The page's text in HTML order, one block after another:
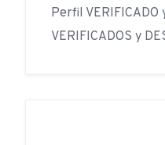
Perfil VERIFICADO
VERIFICADOS y